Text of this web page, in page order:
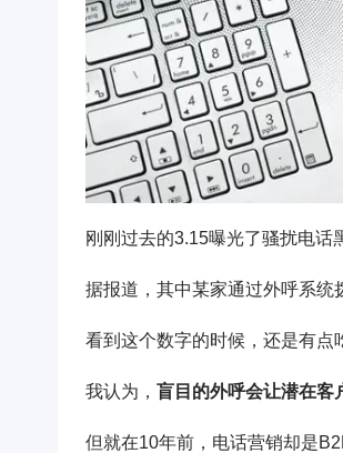
刚刚过去的3.15曝光了骚扰电话
据报道，其中某家通过外呼系统
看到这个数字的时候，还是有点
我认为， 盲目的外呼会让潜在客
但就在10年前，电话营销却是